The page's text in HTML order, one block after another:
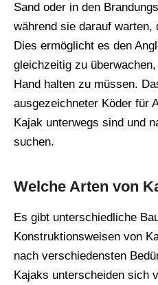
Sand oder in den
während sie darauf warten,
Dies ermöglicht es den
gleichzeitig zu
Hand halten zu müssen.
ausgezeichneter Köder für
Kajak unterwegs sind und
suchen.
Welche Arten von
Es gibt unterschiedliche
Konstruktionsweisen von
nach verschiedensten
Kajaks unterscheiden sich